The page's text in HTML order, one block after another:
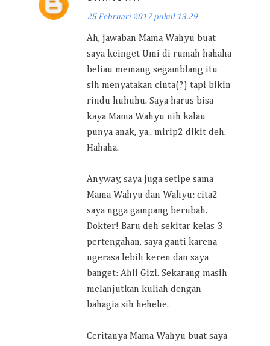
25 Februari 2017 pukul 13.29
Ah, jawaban Mama Wahyu buat
saya keinget Umi di rumah hahaha
beliau memang segamblang itu
sih menyatakan cinta(?) tapi bikin
rindu huhuhu. Saya harus bisa
kaya Mama Wahyu nih kalau
punya anak, ya.. mirip2 dikit deh.
Hahaha.
Anyway, saya juga setipe sama
Mama Wahyu dan Wahyu: cita2
saya ngga gampang berubah.
Dokter! Baru deh sekitar kelas 3
pertengahan, saya ganti karena
ngerasa lebih keren dan saya
banget: Ahli Gizi. Sekarang masih
melanjutkan kuliah dengan
bahagia sih hehehe.
Ceritanya Mama Wahyu buat saya